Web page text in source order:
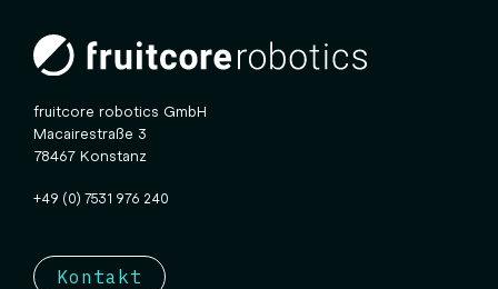
fruitcore robotics GmbH
Macairestraße 3
78467 Konstanz
+49 (0) 7531 976 240
Kontakt